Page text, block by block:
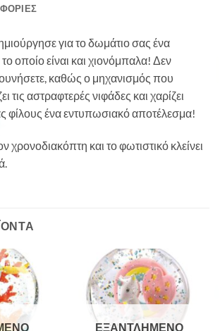
για το δωμάτιο σας ένα
οποίο είναι και χιονόμπαλα! Δεν
καθώς ο μηχανισμός που
τις αστραφτερές νιφάδες και χαρίζει
φίλους ένα εντυπωσιακό αποτέλεσμα!
χρονοδιακόπτη και το φωτιστικό κλείνει
ΕΞΑΝΤΛΗΜΈΝΟ